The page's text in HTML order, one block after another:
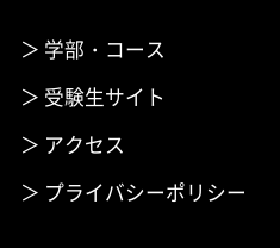
学部・コース
受験生サイト
アクセス
プライバシーポリシー